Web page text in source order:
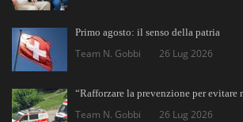
Primo agosto: il senso della patria
Team N. Gobbi 26 Lug 2026
“Rafforzare la prevenzione per evitare
Team N. Gobbi 26 Lug 2026